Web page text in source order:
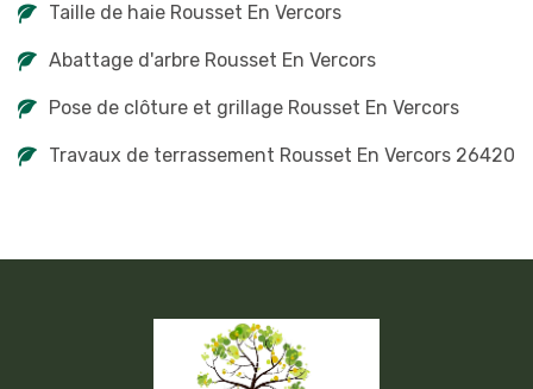
Taille de haie Rousset En Vercors
Abattage d'arbre Rousset En Vercors
Pose de clôture et grillage Rousset En Vercors
Travaux de terrassement Rousset En Vercors 26420